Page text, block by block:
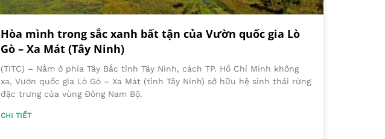
Hòa mình trong sắc xanh bất tận của Vườn quốc gia Lò
Gò – Xa Mát (Tây Ninh)
(TITC) – Nằm ở phía Tây Bắc tỉnh Tây Ninh, cách TP. Hồ Chí Minh không
xa, Vườn quốc gia Lò Gò – Xa Mát (tỉnh Tây Ninh) sở hữu hệ sinh thái rừng
đặc trưng của vùng Đông Nam Bộ.
CHI TIẾT